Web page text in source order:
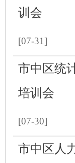
训会
[07-31]
市中区统
培训会
[07-30]
市中区人